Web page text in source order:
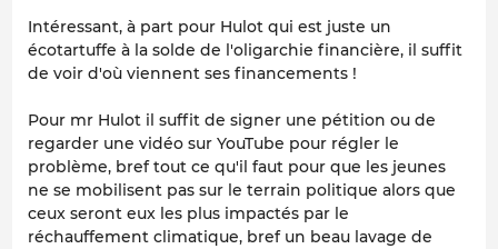
Intéressant, à part pour Hulot qui est juste un
écotartuffe à la solde de l'oligarchie financière, il suffit
de voir d'où viennent ses financements !
Pour mr Hulot il suffit de signer une pétition ou de
regarder une vidéo sur YouTube pour régler le
problème, bref tout ce qu'il faut pour que les jeunes
ne se mobilisent pas sur le terrain politique alors que
ceux seront eux les plus impactés par le
réchauffement climatique, bref un beau lavage de